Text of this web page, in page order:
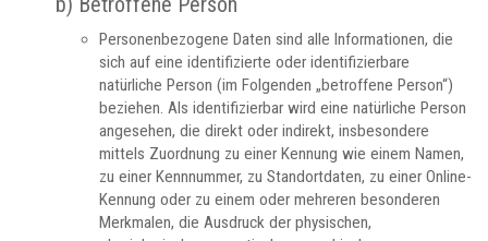
Personenbezogene Daten sind alle Informationen, die
sich auf eine identifizierte oder identifizierbare
natürliche Person (im Folgenden „betroffene Person“)
beziehen. Als identifizierbar wird eine natürliche Person
angesehen, die direkt oder indirekt, insbesondere
mittels Zuordnung zu einer Kennung wie einem Namen,
zu einer Kennnummer, zu Standortdaten, zu einer Online-
Kennung oder zu einem oder mehreren besonderen
Merkmalen, die Ausdruck der physischen,